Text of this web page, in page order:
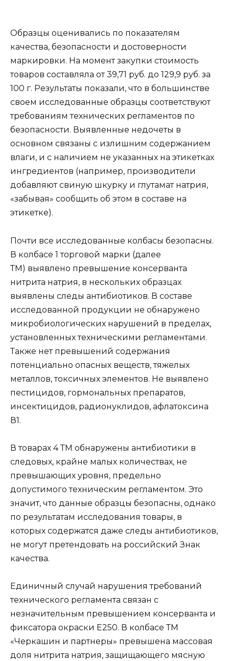
Образцы оценивались по показателям
качества, безопасности и достоверности
маркировки. На момент закупки стоимость
товаров составляла от 39,71 руб. до 129,9 руб. за
100 г. Результаты показали, что в большинстве
своем исследованные образцы соответствуют
требованиям технических регламентов по
безопасности. Выявленные недочеты в
основном связаны с излишним содержанием
влаги, и с наличием не указанных на этикетках
ингредиентов (например, производители
добавляют свиную шкурку и глутамат натрия,
«забывая» сообщить об этом в составе на
этикетке).
Почти все исследованные колбасы безопасны.
В колбасе 1 торговой марки (далее
ТМ) выявлено превышение консерванта
нитрита натрия, в нескольких образцах
выявлены следы антибиотиков. В составе
исследованной продукции не обнаружено
микробиологических нарушений в пределах,
установленных техническими регламентами.
Также нет превышений содержания
потенциально опасных веществ, тяжелых
металлов, токсичных элементов. Не выявлено
пестицидов, гормональных препаратов,
инсектицидов, радионуклидов, афлатоксина
В1.
В товарах 4 ТМ обнаружены антибиотики в
следовых, крайне малых количествах, не
превышающих уровня, предельно
допустимого техническим регламентом. Это
значит, что данные образцы безопасны, однако
по результатам исследования товары, в
которых содержатся даже следы антибиотиков,
не могут претендовать на российский Знак
качества.
Единичный случай нарушения требований
технического регламента связан с
незначительным превышением консерванта и
фиксатора окраски Е250. В колбасе ТМ
«Черкашин и партнеры» превышена массовая
доля нитрита натрия, защищающего мясную